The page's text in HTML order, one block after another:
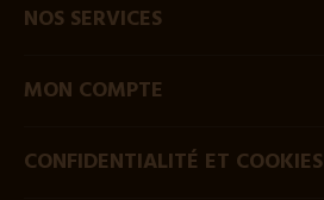
NOS SERVICES
MON COMPTE
CONFIDENTIALITÉ ET COOKIES